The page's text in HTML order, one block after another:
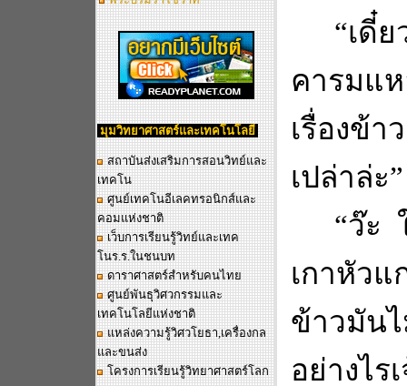
มุมวิทยาศาสตร์และเทคโนโลยี
สถาบันส่งเสริมการสอนวิทย์และ
เทคโน
ศูนย์เทคโนอีเลคทรอนิกส์และ
คอมแห่งชาติ
เว็บการเรียนรู้วิทย์และเทค
โนร.ร.ในชนบท
ดาราศาสตร์สำหรับคนไทย
ศูนย์พันธุวิศวกรรมและ
เทคโนโลยีแห่งชาติ
แหล่งความรู้วิศวโยธา,เครื่องกล
และขนส่ง
โครงการเรียนรู้วิทยาศาสตร์โลก
“เดี๋
คารมแ
เรื่องข้
เปล่าล่ะ”
“ว๊ะ
เกาหัว
ข้าวมัน
อย่างไร